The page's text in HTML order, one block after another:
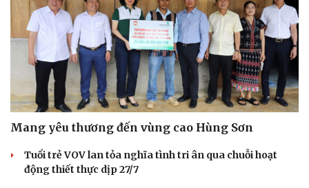
Mang yêu thương đến vùng cao Hùng Sơn
Tuổi trẻ VOV lan tỏa nghĩa tình tri ân qua chuỗi hoạt
động thiết thực dịp 27/7